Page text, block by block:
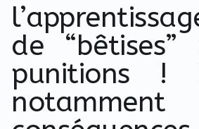
de
punitions